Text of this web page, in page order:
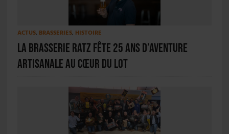
ACTUS, BRASSERIES, HISTOIRE
La Brasserie Ratz fête 25 ans d’aventure
artisanale au cœur du Lot